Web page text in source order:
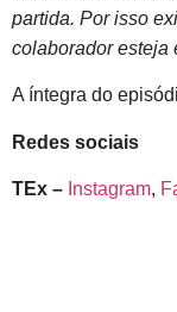
partida. Por isso
colaborador esteja
A íntegra do
Redes sociais
TEx – Instagram,